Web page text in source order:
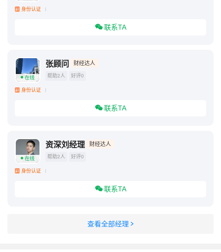
身份认证
联系TA
在线
张顾问 财经达人
帮助2人 好评0
身份认证
联系TA
在线
资深刘经理 财经达人
帮助2人 好评0
身份认证
联系TA
查看全部经理